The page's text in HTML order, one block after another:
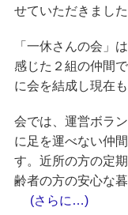
せていただきました
「一休さんの会」
感じた２組の仲間
に会を結成し現在
会では、運営ボラ
に足を運べない仲間
す。近所の方の定
齢者の方の安心な
(さらに…)